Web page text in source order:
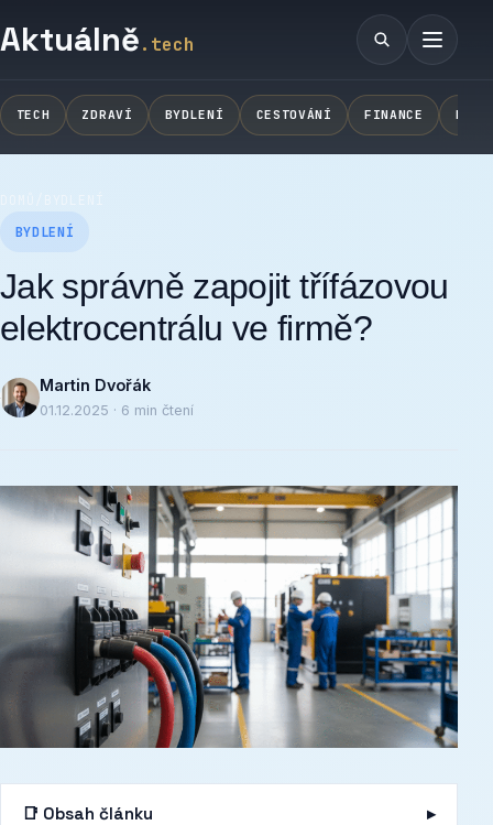
Aktuálně.tech Vyhledávání
Menu
TECH ZDRAVÍ BYDLENÍ CESTOVÁNÍ FINANCE
BYDLENÍ
Jak správně zapojit třífázovou
elektrocentrálu ve firmě?
Martin Dvořák
01.12.2025 · 6 min čtení
📑 Obsah článku